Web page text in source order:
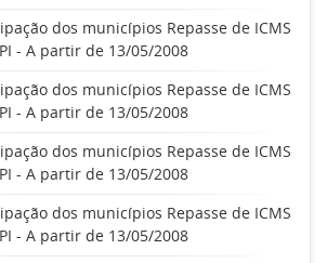
dos municípios Repasse de ICMS
- A partir de 13/05/2008
dos municípios Repasse de ICMS
- A partir de 13/05/2008
dos municípios Repasse de ICMS
- A partir de 13/05/2008
dos municípios Repasse de ICMS
- A partir de 13/05/2008